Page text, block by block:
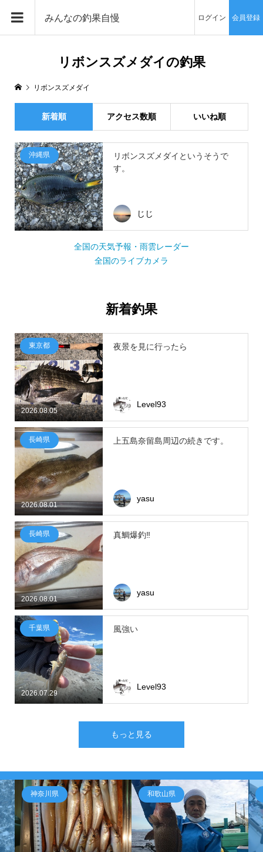
みんなの釣果自慢 ログイン 会員登録
リボンスズメダイの釣果
リボンスズメダイ
新着順 アクセス数順 いいね順
沖縄県
リボンスズメダイというそうで
す。
じじ
全国の天気予報・雨雲レーダー
全国のライブカメラ
新着釣果
2026.08.05
東京都 夜景を見に行ったら
Level93
2026.08.01
長崎県 上五島奈留島周辺の続きです。
yasu
2026.08.01
長崎県 真鯛爆釣‼
yasu
2026.07.29
千葉県 風強い
Level93
もっと見る
神奈川県 和歌山県